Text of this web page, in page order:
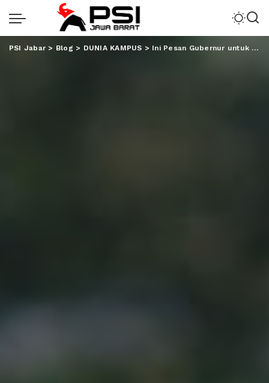
PSI Jabar > Blog > DUNIA KAMPUS > Ini Pesan Gubernur untuk 4678 Mahasiswa KKN UIN Raden Intan 2023